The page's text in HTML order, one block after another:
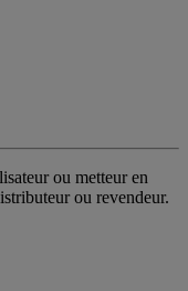
ou metteur en
ou revendeur.